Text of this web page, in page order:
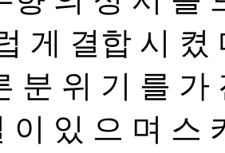
게 결합 시 켰
분 위 기 를
이 있 으 며 스